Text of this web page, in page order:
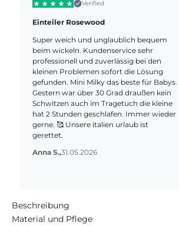
Verified
Einteiler Rosewood
Super weich und unglaublich bequem
beim wickeln. Kundenservice sehr
professionell und zuverlässig bei den
kleinen Problemen sofort die Lösung
gefunden. Mini Milky das beste für Babys.
Gestern war über 30 Grad draußen kein
Schwitzen auch im Tragetuch die kleine
hat 2 Stunden geschlafen. Immer wieder
gerne. 🥰 Unsere italien urlaub ist
gerettet.
Anna S.,31.05.2026
Beschreibung
Material und Pflege